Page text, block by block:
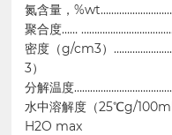
氮含量，
聚合度……
密度（g/cm3）
3）
分解温度
水中溶解度（25℃g/
H2O max